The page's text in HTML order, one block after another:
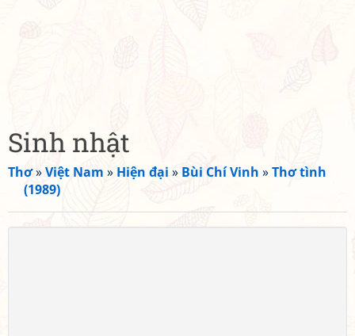
Sinh nhật
Thơ»Việt Nam » Hiện đại » Bùi Chí Vinh »Thơ tình
(1989)